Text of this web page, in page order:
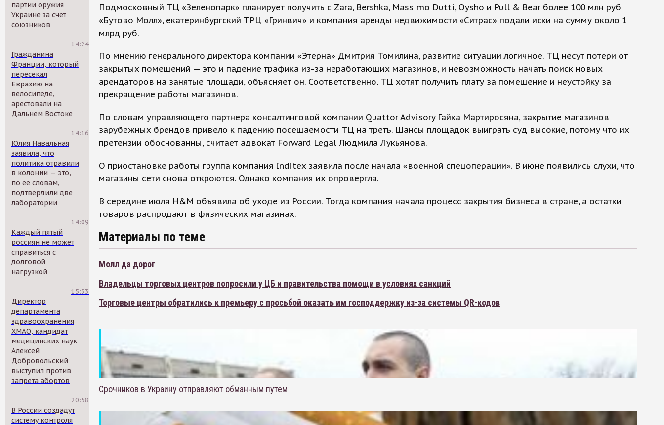
партии оружия
Украине за счет
союзников
14:24
Гражданина
Франции, который
пересекал
Евразию на
велосипеде,
арестовали на
Дальнем Востоке
14:16
Юлия Навальная
заявила, что
политика отравили
в колонии — это,
по ее словам,
подтвердили две
лаборатории
14:09
Каждый пятый
россиян не может
справиться с
долговой
нагрузкой
15:33
Директор
департамента
здравоохранения
ХМАО, кандидат
медицинских наук
Алексей
Добровольский
выступил против
запрета абортов
20:58
В России создадут
систему контроля
Подмосковный ТЦ «Зеленопарк» планирует получить с Zara, Bershka, Massimo Dutti, Oysho и Pull & Bear более 100 млн руб.
«Бутово Молл», екатеринбургский ТРЦ «Гринвич» и компания аренды недвижимости «Ситрас» подали иски на сумму около 1
млрд руб.
По мнению генерального директора компании «Этерна» Дмитрия Томилина, развитие ситуации логичное. ТЦ несут потери от
закрытых помещений — это и падение трафика из-за неработающих магазинов, и невозможность начать поиск новых
арендаторов на занятые площади, объясняет он. Соответственно, ТЦ хотят получить плату за помещение и неустойку за
прекращение работы магазинов.
По словам управляющего партнера консалтинговой компании Quattor Advisory Гайка Мартиросяна, закрытие магазинов
зарубежных брендов привело к падению посещаемости ТЦ на треть. Шансы площадок выиграть суд высокие, потому что их
претензии обоснованны, считает адвокат Forward Legal Людмила Лукьянова.
О приостановке работы группа компания Inditex заявила после начала «военной спецоперации». В июне появились слухи, что
магазины сети снова откроются. Однако компания их опровергла.
В середине июля H&M объявила об уходе из России. Тогда компания начала процесс закрытия бизнеса в стране, а остатки
товаров распродают в физических магазинах.
Материалы по теме
Молл да дорог
Владельцы торговых центров попросили у ЦБ и правительства помощи в условиях санкций
Торговые центры обратились к премьеру с просьбой оказать им господдержку из-за системы QR-кодов
Срочников в Украину отправляют обманным путем